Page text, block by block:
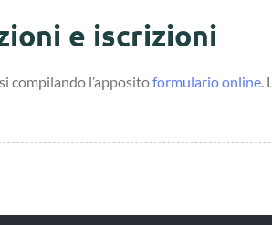
e iscrizioni
compilando l’appositoformulario online